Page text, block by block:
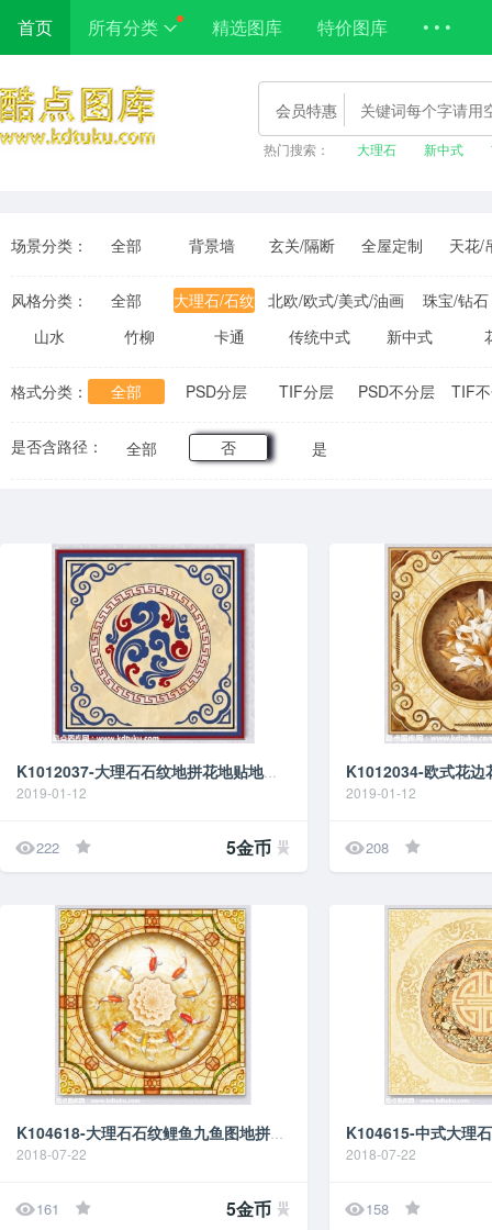
首页 所有分类 精选图库 特价图库 • • •
会员特惠
热门搜索： 大理石 新中式
场景分类： 全部 背景墙 玄关/隔断 全屋定制 天花/
风格分类： 全部 大理石/石纹 北欧/欧式/美式/油画
珠宝/钻石
山水
竹柳 卡通 传统中式 新中式
格式分类： 全部 PSD分层 TIF分层 PSD不分层 TIF
是否含路径： 全部 否 是
K1012037-大理石石纹地拼花地贴地画地台图
2019-01-12
222 5金币
2019-01-12
208
2018-07-22
161 5金币
2018-07-22
158